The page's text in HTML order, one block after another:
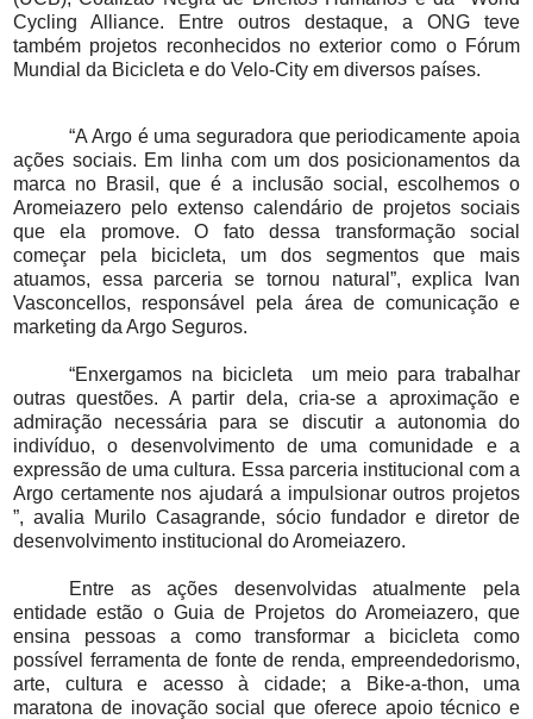
Cycling Alliance. Entre outros destaque, a ONG teve
também projetos reconhecidos no exterior como o Fórum
Mundial da Bicicleta e do Velo-City em diversos países.
“A Argo é uma seguradora que periodicamente apoia
ações sociais. Em linha com um dos posicionamentos da
marca no Brasil, que é a inclusão social, escolhemos o
Aromeiazero pelo extenso calendário de projetos sociais
que ela promove. O fato dessa transformação social
começar pela bicicleta, um dos segmentos que mais
atuamos, essa parceria se tornou natural”, explica Ivan
Vasconcellos, responsável pela área de comunicação e
marketing da Argo Seguros.
“Enxergamos na bicicleta um meio para trabalhar
outras questões. A partir dela, cria-se a aproximação e
admiração necessária para se discutir a autonomia do
indivíduo, o desenvolvimento de uma comunidade e a
expressão de uma cultura. Essa parceria institucional com a
Argo certamente nos ajudará a impulsionar outros projetos
”, avalia Murilo Casagrande, sócio fundador e diretor de
desenvolvimento institucional do Aromeiazero.
Entre as ações desenvolvidas atualmente pela
entidade estão o Guia de Projetos do Aromeiazero, que
ensina pessoas a como transformar a bicicleta como
possível ferramenta de fonte de renda, empreendedorismo,
arte, cultura e acesso à cidade; a Bike-a-thon, uma
maratona de inovação social que oferece apoio técnico e